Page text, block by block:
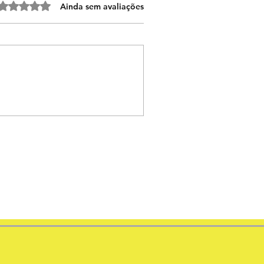
com 0 de 5 estrelas.Ainda sem avaliações